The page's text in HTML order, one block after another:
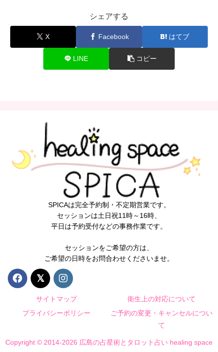
シェアする
X Facebook はてブ
LINE コピー
SPICAは完全予約制・不定期営業です。
セッションは土日祝11時～16時、
平日は予約受付などの事務作業です。
セッションをご希望の方は、
ご希望の日時をお問合わせくださいませ。
サイトマップ
衛生上の対応について
プライバシーポリシー
ご予約の変更・キャンセルについ
て
Copyright © 2014-2026 広島の占星術とタロット占い healing space